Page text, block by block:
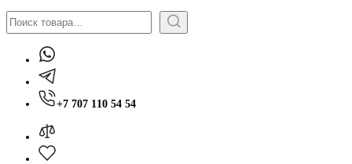
Поиск
+7 707 110 54 54